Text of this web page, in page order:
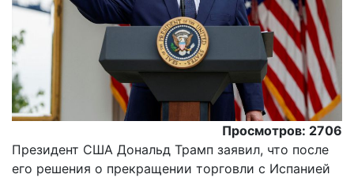
Просмотров: 2706
Президент США Дональд Трамп заявил, что после
его решения о прекращении торговли с Испанией